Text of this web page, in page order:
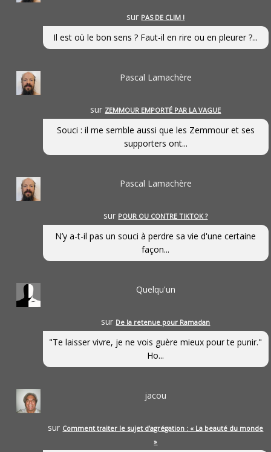
sur PAS DE CLIM !
Il est où le bon sens ? Faut-il en rire ou en pleurer ?...
Pascal Lamachère
sur ZEMMOUR EMPORTÉ PAR LA VAGUE
Souci : il me semble aussi que les Zemmour et ses
supporters ont...
Pascal Lamachère
sur POUR OU CONTRE TIKTOK ?
N’y a-t-il pas un souci à perdre sa vie d'une certaine
façon...
Quelqu'un
sur De la retenue pour Ramadan
"Te laisser vivre, je ne vois guère mieux pour te punir."
Ho...
jacou
sur Comment traiter le sujet d’agrégation : « La beauté du monde
»